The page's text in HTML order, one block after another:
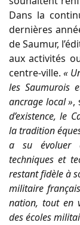
Dans la
dernières
de Saumur,
aux activités
centre-ville.«
les Saumurois
ancrage local »,
d’existence, le
la tradition
a su évoluer
techniques et
restant fidèle à
militaire
nation, tout en
des écoles